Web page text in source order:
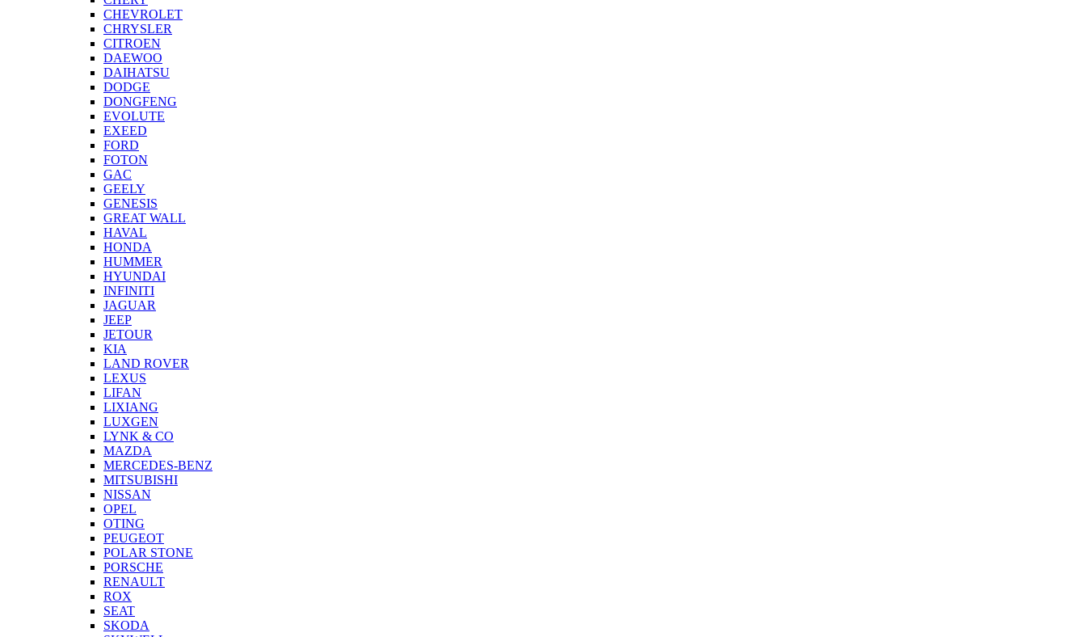
CHEVROLET
CHRYSLER
CITROEN
DAEWOO
DAIHATSU
DODGE
DONGFENG
EVOLUTE
EXEED
FORD
FOTON
GAC
GEELY
GENESIS
GREAT WALL
HAVAL
HONDA
HUMMER
HYUNDAI
INFINITI
JAGUAR
JEEP
JETOUR
KIA
LAND ROVER
LEXUS
LIFAN
LIXIANG
LUXGEN
LYNK & CO
MAZDA
MERCEDES-BENZ
MITSUBISHI
NISSAN
OPEL
OTING
PEUGEOT
POLAR STONE
PORSCHE
RENAULT
ROX
SEAT
SKODA